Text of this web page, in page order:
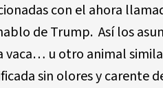
con el ahora
de Trump. Así los
vaca… u otro animal
sin olores y carente